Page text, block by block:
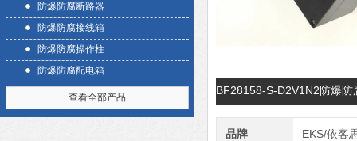
防爆防腐断路器
防爆防腐接线箱
防爆防腐操作柱
防爆防腐配电箱
查看全部产品
BF28158-S-D2V1N2防爆
品牌 EKS/依客